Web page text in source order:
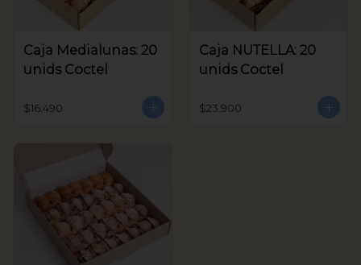
Caja Medialunas: 20
unids Coctel
$16.490
Caja NUTELLA: 20
unids Coctel
$23.900